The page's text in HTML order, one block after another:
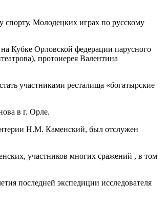
Молодецких играх по русскому
Кубке Орловской федерации парусного
протоиерея Валентина
участниками ресталища «богатырские
в г. Орле.
Н.М. Каменский, был отслужен
участников многих сражений , в том
последней экспедиции исследователя